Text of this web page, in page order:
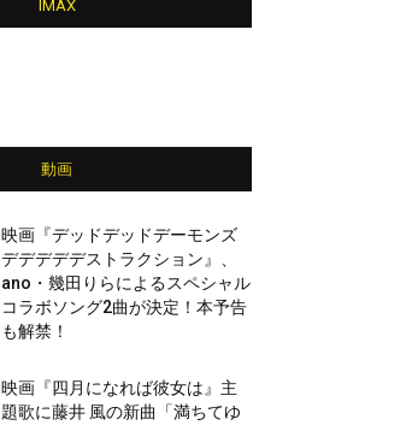
IMAX
動画
映画『デッドデッドデーモンズ
デデデデデストラクション』、
ano・幾田りらによるスペシャル
コラボソング2曲が決定！本予告
も解禁！
映画『四月になれば彼女は』主
題歌に藤井 風の新曲「満ちてゆ